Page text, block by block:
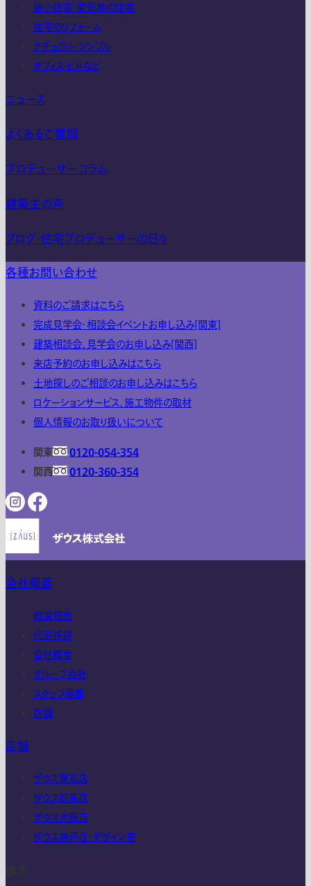
狭小住宅・変形地の住宅
住宅のリフォーム
ナチュラル・シンプル
オフィス・ビルなど
ニュース
よくあるご質問
プロデューサーコラム
建築主の声
ブログ-住宅プロデューサーの日々
各種お問い合わせ
資料のご請求はこちら
完成見学会・相談会イベントお申し込み[関東]
建築相談会、見学会のお申し込み[関西]
来店予約のお申し込みはこちら
土地探しのご相談のお申し込みはこちら
ロケーションサービス、施工物件の取材
個人情報のお取り扱いについて
関東
0120-054-354
関西
0120-360-354
会社概要
経営理念
代表挨拶
会社概要
グループ会社
スタッフ募集
店舗
店舗
ザウス東京店
ザウス群馬店
ザウス大阪店
ザウス神戸店・デザイン室